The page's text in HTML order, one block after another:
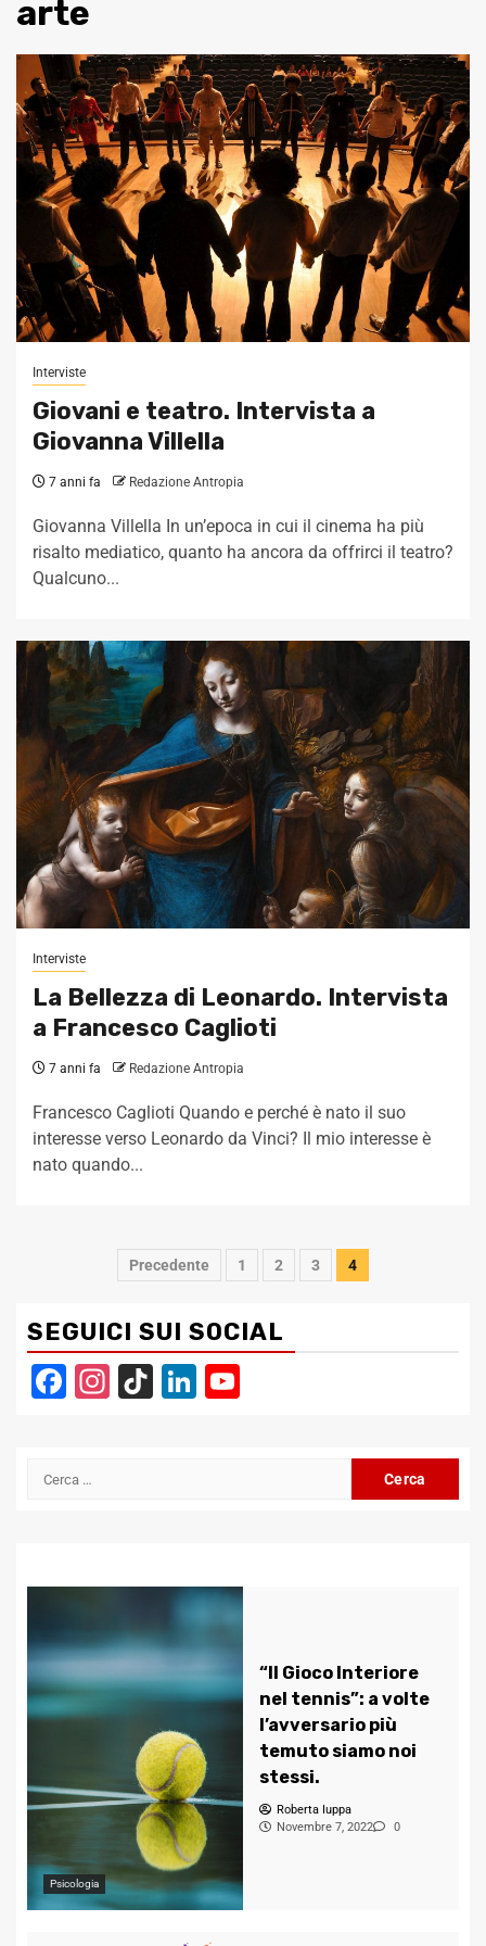
arte
Interviste
Giovani e teatro. Intervista a
Giovanna Villella
7 anni fa Redazione Antropia
Giovanna Villella In un’epoca in cui il cinema ha più
risalto mediatico, quanto ha ancora da offrirci il teatro?
Qualcuno...
Interviste
La Bellezza di Leonardo. Intervista
a Francesco Caglioti
7 anni fa Redazione Antropia
Francesco Caglioti Quando e perché è nato il suo
interesse verso Leonardo da Vinci? Il mio interesse è
nato quando...
Navigazione
Precedente 1 2 3 4
SEGUICI SUI SOCIAL
Facebook
Instagram
TikTokLinkedIn
Ricerca
Psicologia
“Il Gioco Interiore
nel tennis”: a volte
l’avversario più
temuto siamo noi
stessi.
Roberta Iuppa
Novembre 7, 2022
0